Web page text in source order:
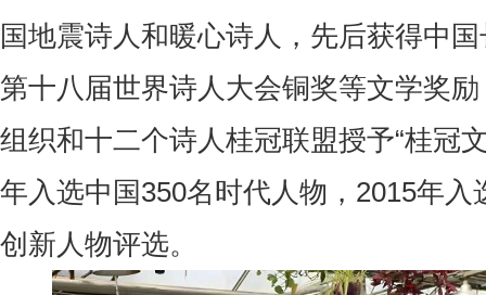
国地震诗人和暖心诗人，先后获得中
第十八届世界诗人大会铜奖等文学奖
组织和十二个诗人桂冠联盟授予“桂冠
年入选中国350名时代人物，2015年入
创新人物评选。